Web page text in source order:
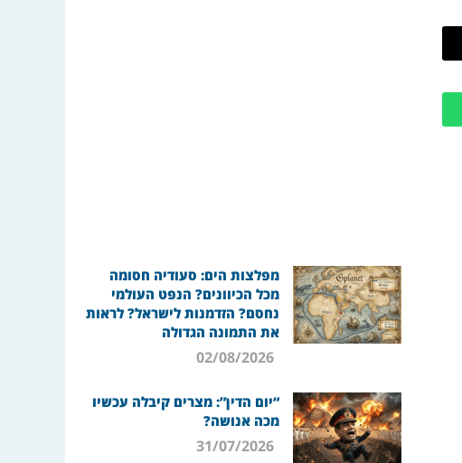
מפלצות הים: סעודיה חסומה
מכל הכיוונים? הנפט העולמי
נחסם? הזדמנות לישראל? לראות
את התמונה הגדולה
02/08/2026
“יום הדין”: מצרים קיבלה עכשיו
מכה אנושה?
31/07/2026